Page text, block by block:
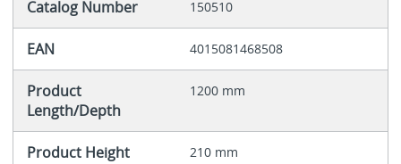
Catalog Number 150510
EAN 4015081468508
Product
Length/Depth
1200 mm
Product Height 210 mm